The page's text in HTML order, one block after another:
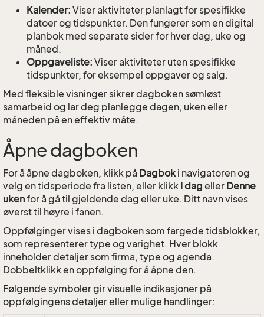
Kalender: Viser aktiviteter planlagt for spesifikke
datoer og tidspunkter. Den fungerer som en digital
planbok med separate sider for hver dag, uke og
måned.
Oppgaveliste: Viser aktiviteter uten spesifikke
tidspunkter, for eksempel oppgaver og salg.
Med fleksible visninger sikrer dagboken sømløst
samarbeid og lar deg planlegge dagen, uken eller
måneden på en effektiv måte.
Åpne dagboken
For å åpne dagboken, klikk på Dagboki navigatoren og
velg en tidsperiode fra listen, eller klikk I dag eller Denne
ukenfor å gå til gjeldende dag eller uke. Ditt navn vises
øverst til høyre i fanen.
Oppfølginger vises i dagboken som fargede tidsblokker,
som representerer type og varighet. Hver blokk
inneholder detaljer som firma, type og agenda.
Dobbeltklikk en oppfølging for å åpne den.
Følgende symboler gir visuelle indikasjoner på
oppfølgingens detaljer eller mulige handlinger: